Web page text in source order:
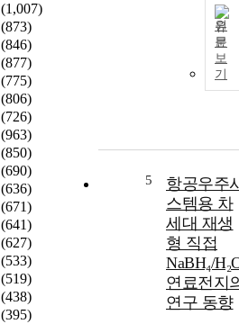
(1,007)
(873)
(846)
(877)
(775)
(806)
(726)
(963)
(850)
(690)
(636)
(671)
(641)
(627)
(533)
(519)
(438)
(395)
원
문
보
기
5
항공우주
스템용 차
세대 재생
형 직접
NaBH₄/
연료전지
연구 동향